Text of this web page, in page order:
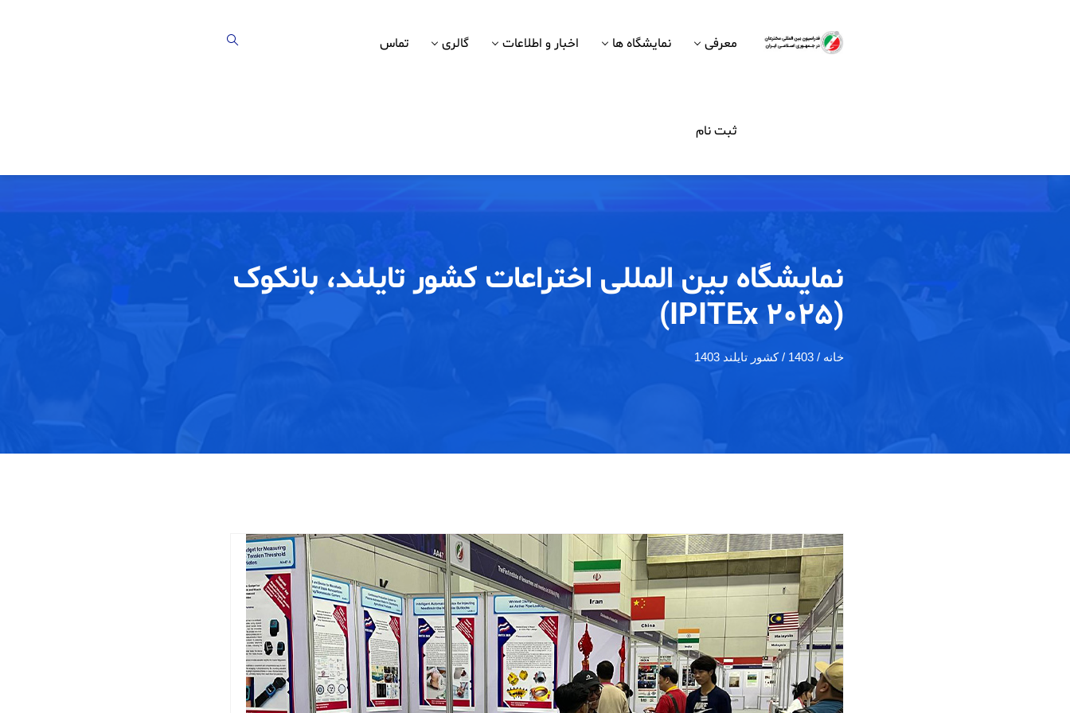
معرفی نمایشگاه ها اخبار و اطلاعات گالری تماس
ثبت نام
نمایشگاه بین المللی اختراعات کشور تایلند، بانکوک
(IPITEx 2025)
خانه / 1403 / کشور تایلند 1403